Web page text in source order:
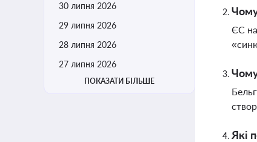
30 липня 2026
29 липня 2026
28 липня 2026
27 липня 2026
ПОКАЗАТИ БІЛЬШЕ
ЄС
Які